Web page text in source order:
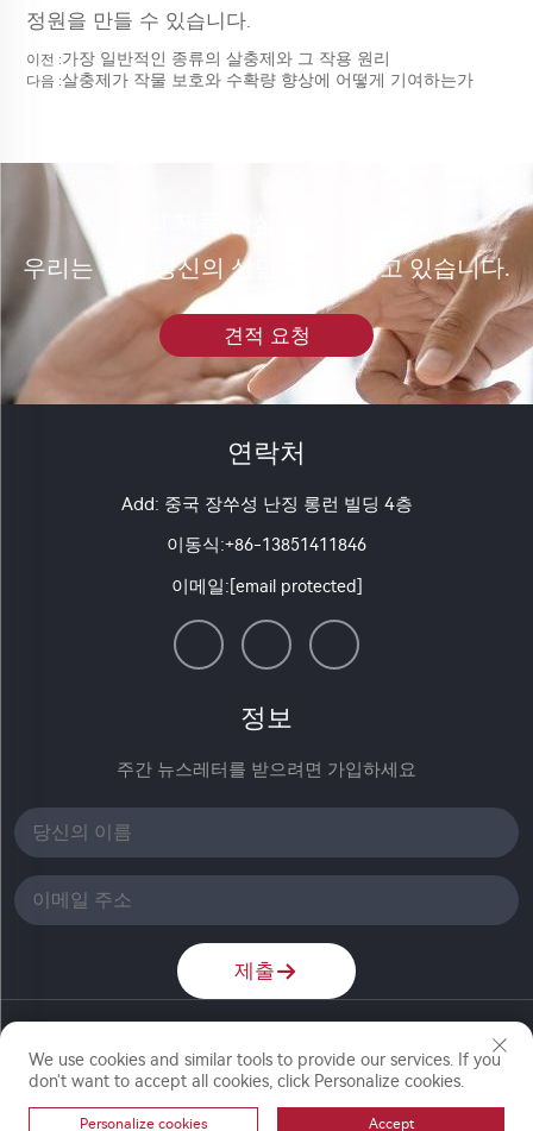
정원을 만들 수 있습니다.
이전 :가장 일반적인 종류의 살충제와 그 작용 원리
다음 :살충제가 작물 보호와 수확량 향상에 어떻게 기여하는가
우리는 항상 당신의 상담을 기다리고 있습니다.
견적 요청
연락처
Add: 중국 장쑤성 난징 롱런 빌딩 4층
이동식:+86-13851411846
이메일: [email protected]
정보
주간 뉴스레터를 받으려면 가입하세요
제출
저작권 © 난징 론치 케미컬 주식회사. 모든 권리 보유
We use cookies and similar tools to provide our services. If you
don't want to accept all cookies, click Personalize cookies.
Personalize cookies Accept